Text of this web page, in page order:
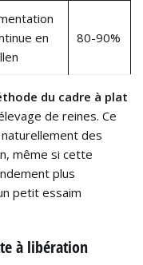
en
80-90%
du cadre à plat
de reines. Ce
des
même si cette
plus
petit essaim
à libération